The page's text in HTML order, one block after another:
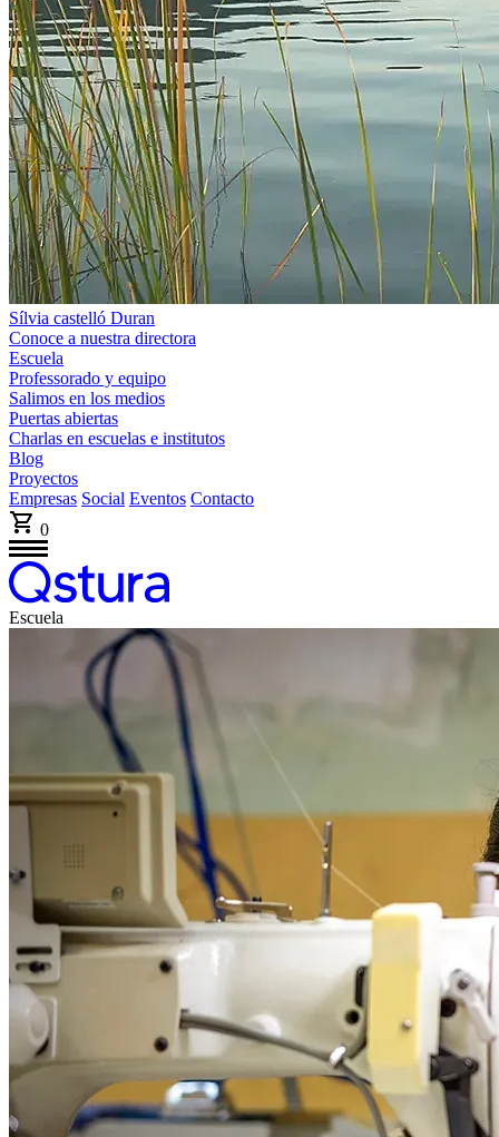
Sílvia castelló Duran
Conoce a nuestra directora
Escuela
Professorado y equipo
Salimos en los medios
Puertas abiertas
Charlas en escuelas e institutos
Blog
Proyectos
Empresas Social Eventos Contacto
0
Escuela